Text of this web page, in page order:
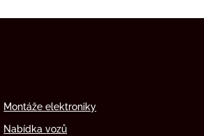
Montáže elektroniky
Nabídka vozů